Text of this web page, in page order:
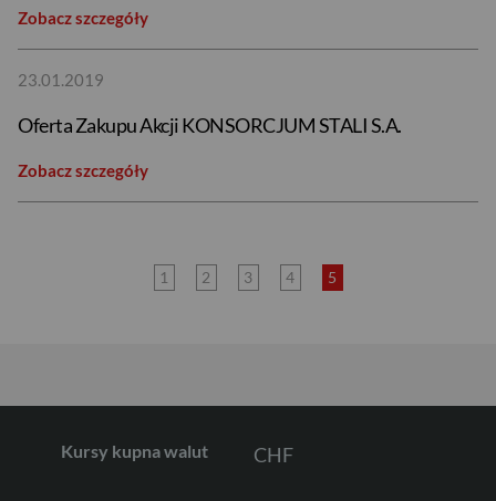
Zobacz szczegóły
23.01.2019
Oferta Zakupu Akcji KONSORCJUM STALI S.A.
Zobacz szczegóły
1 2 3 4 5
Kursy kupna walut
EUR
CHF